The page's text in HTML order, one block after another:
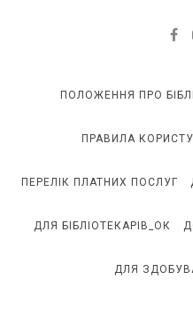
ПОЛОЖЕННЯ ПРО
ПРАВИЛА
ПЕРЕЛІК ПЛАТНИХ ПОСЛУГ
ДЛЯ БІБЛІОТЕКАРІВ_ОК
ДЛЯ